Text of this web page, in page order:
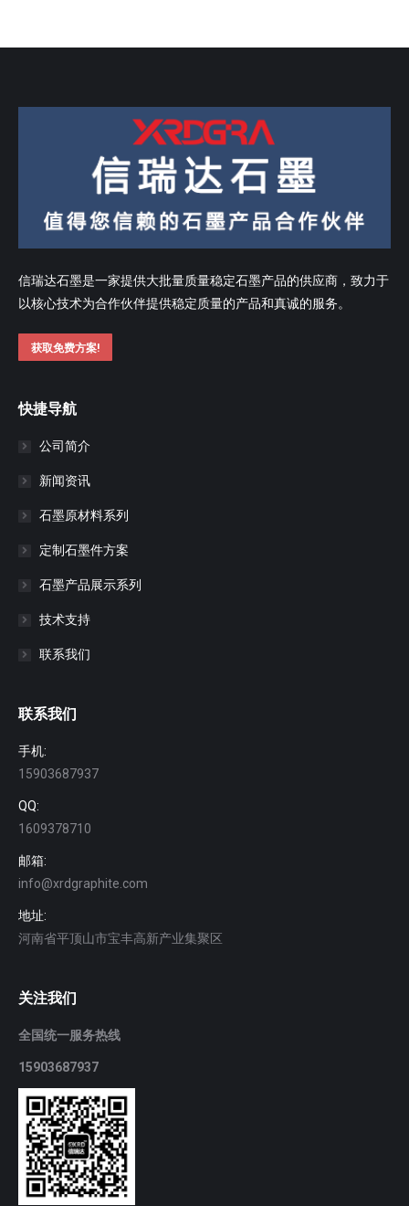
信瑞达石墨是一家提供大批量质量稳定石墨产品的供应商，致力于
以核心技术为合作伙伴提供稳定质量的产品和真诚的服务。
获取免费方案!
快捷导航
公司简介
新闻资讯
石墨原材料系列
定制石墨件方案
石墨产品展示系列
技术支持
联系我们
联系我们
手机:
15903687937
QQ:
1609378710
邮箱:
info@xrdgraphite.com
地址:
河南省平顶山市宝丰高新产业集聚区
关注我们
全国统一服务热线
15903687937